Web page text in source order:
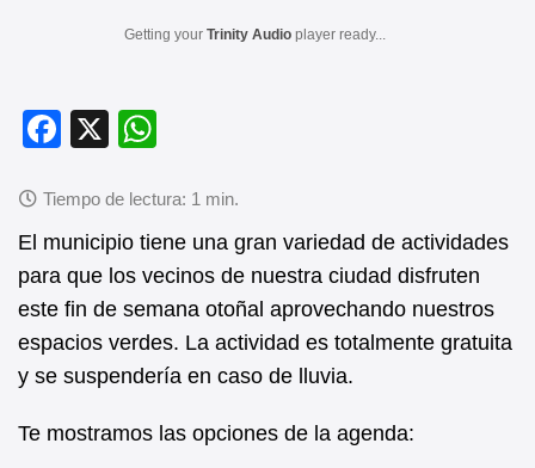
Getting your Trinity Audio player ready...
F
c
e
b
o
o
k
X
at
s
A
p
p
El municipio tiene una gran variedad de actividades
para que los vecinos de nuestra ciudad disfruten
este fin de semana otoñal aprovechando nuestros
espacios verdes. La actividad es totalmente gratuita
y se suspendería en caso de lluvia.
Te mostramos las opciones de la agenda: